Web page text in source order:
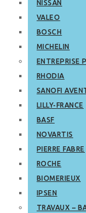
NISSAN
VALEO
BOSCH
MICHELIN
ENTREPRISE
RHODIA
SANOFI
LILLY-FRANCE
BASF
NOVARTIS
PIERRE FABRE
ROCHE
BIOMERIEUX
IPSEN
TRAVAUX –